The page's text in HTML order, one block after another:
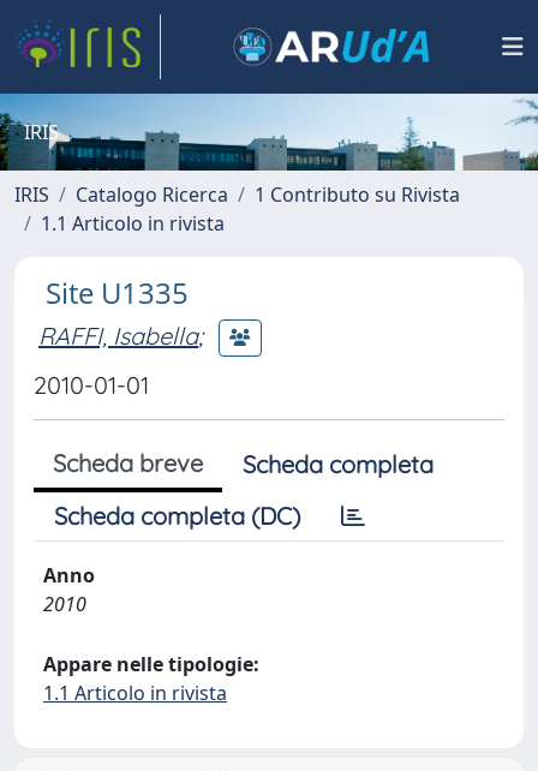
IRIS
IRIS Catalogo Ricerca
1 Contributo su Rivista
1.1 Articolo in rivista
Site U1335
RAFFI, Isabella;
2010-01-01
Scheda breve
Scheda completa
Scheda completa (DC)
Anno
2010
Appare nelle tipologie:
1.1 Articolo in rivista